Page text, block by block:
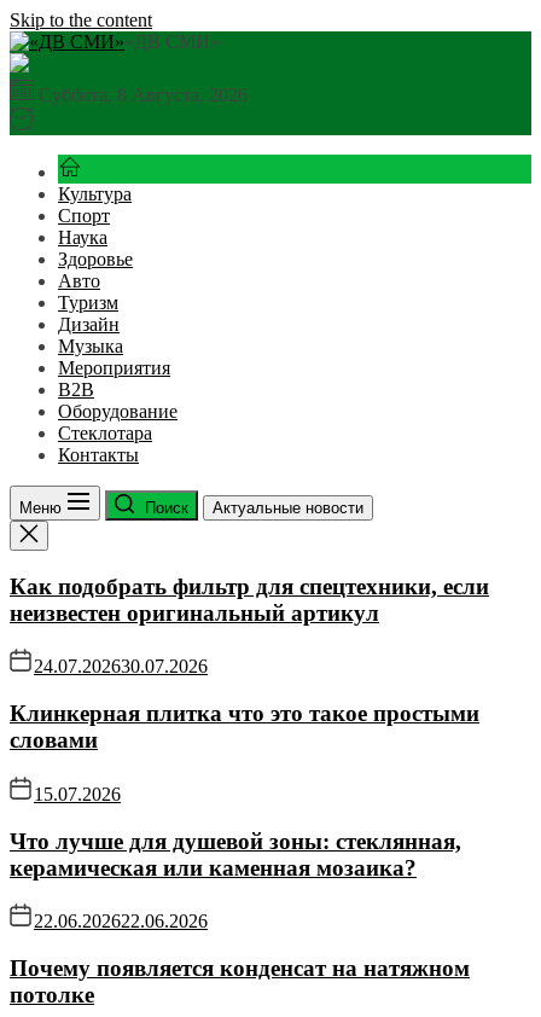
Skip to the content
«ДВ СМИ»
Суббота, 8 Августа, 2026
Культура
Спорт
Наука
Здоровье
Авто
Туризм
Дизайн
Музыка
Мероприятия
B2B
Оборудование
Стеклотара
Контакты
Меню Поиск Актуальные новости
Как подобрать фильтр для спецтехники, если
неизвестен оригинальный артикул
24.07.202630.07.2026
Клинкерная плитка что это такое простыми
словами
15.07.2026
Что лучше для душевой зоны: стеклянная,
керамическая или каменная мозаика?
22.06.202622.06.2026
Почему появляется конденсат на натяжном
потолке